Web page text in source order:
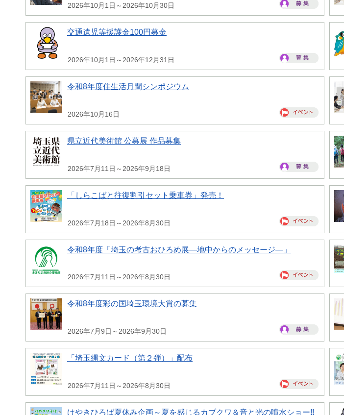
2026年10月1日～2026年10月30日
交通遺児等援護金100円募金
2026年10月1日～2026年12月31日
令和8年度住生活月間シンポジウム
2026年10月16日
県立近代美術館 公募展 作品募集
2026年7月11日～2026年9月18日
「しらこばと往復割引セット乗車券」発売！
2026年7月18日～2026年8月30日
令和8年度「埼玉の考古おひろめ展―地中からのメッセージ―」
2026年7月11日～2026年8月30日
令和8年度彩の国埼玉環境大賞の募集
2026年7月9日～2026年9月30日
「埼玉縄文カード（第２弾）」配布
2026年7月11日～2026年8月30日
けやきひろば夏休み企画～夏を感じるカブクワ＆音と光の噴水ショー!!